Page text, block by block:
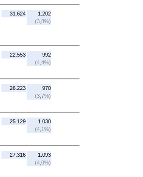
31.624
1.202
(3,8%)
22.553
992
(4,4%)
26.223
970
(3,7%)
25.129
1.030
(4,1%)
27.316
1.093
(4,0%)